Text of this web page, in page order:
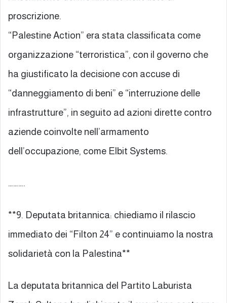
proscrizione.
“Palestine Action” era stata classificata come
organizzazione “terroristica”, con il governo che
ha giustificato la decisione con accuse di
“danneggiamento di beni” e “interruzione delle
infrastrutture”, in seguito ad azioni dirette contro
aziende coinvolte nell’armamento
dell’occupazione, come Elbit Systems.
……….
**9. Deputata britannica: chiediamo il rilascio
immediato dei “Filton 24” e continuiamo la nostra
solidarietà con la Palestina**
La deputata britannica del Partito Laburista